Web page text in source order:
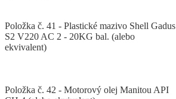
Položka č. 41 - Plastické mazivo Shell Gadus
S2 V220 AC 2 - 20KG bal. (alebo
ekvivalent)
Položka č. 42 - Motorový olej Manitou API